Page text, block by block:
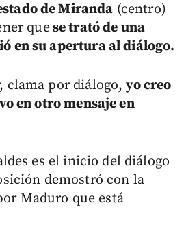
de Miranda (centro)
quese trató de una
en su apertura al diálogo.
clama por diálogo,yo creo
en otro mensaje en
es el inicio del diálogo
demostró con la
Maduro que está